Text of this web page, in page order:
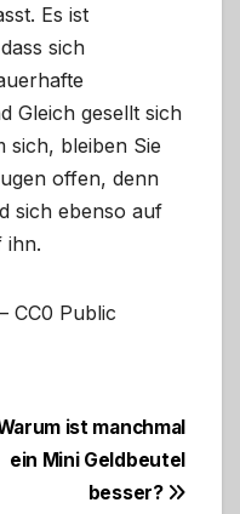
Es ist
sich
Gleich gesellt sich
sich, bleiben Sie
offen, denn
sich ebenso auf
ihn.
CC0 Public
ist manchmal
ein Mini Geldbeutel
besser?